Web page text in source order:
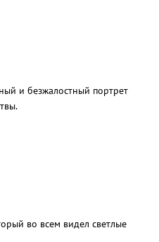
и безжалостный портрет
во всем видел светлые